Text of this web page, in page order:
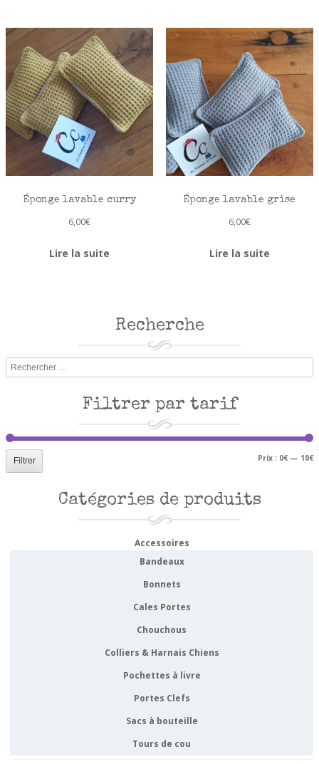
Éponge lavable curry
6,00€
Lire la suite
Éponge lavable grise
6,00€
Lire la suite
Recherche
Rechercher
Filtrer par tarif
Filtrer Prix : 0€ — 10€
Catégories de produits
Accessoires
Bandeaux
Bonnets
Cales Portes
Chouchous
Colliers & Harnais Chiens
Pochettes à livre
Portes Clefs
Sacs à bouteille
Tours de cou